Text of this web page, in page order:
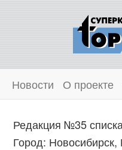
Новости О проекте
Редакция №35
Город: Новосибирск,